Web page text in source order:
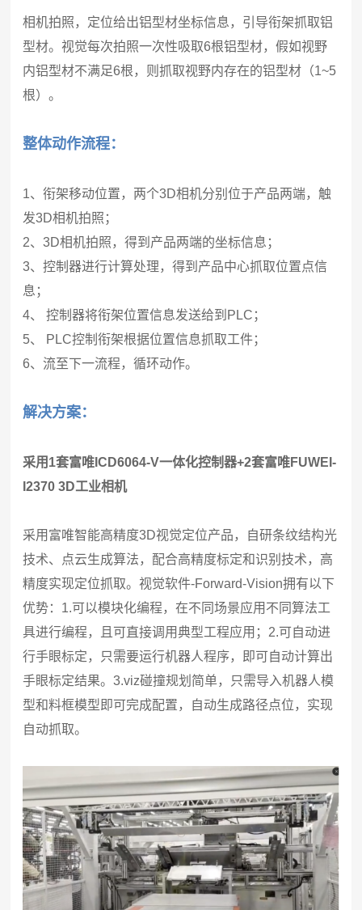
相机拍照，定位给出铝型材坐标信息，引导衔架抓取铝
型材。视觉每次拍照一次性吸取6根铝型材，假如视野
内铝型材不满足6根，则抓取视野内存在的铝型材（1~5
根）。
整体动作流程：
1、衔架移动位置，两个3D相机分别位于产品两端，触
发3D相机拍照；
2、3D相机拍照，得到产品两端的坐标信息；
3、控制器进行计算处理，得到产品中心抓取位置点信
息；
4、 控制器将衔架位置信息发送给到PLC；
5、 PLC控制衔架根据位置信息抓取工件；
6、流至下一流程，循环动作。
解决方案：
采用1套富唯ICD6064-V一体化控制器+2套富唯FUWEI-
I2370 3D工业相机
采用富唯智能高精度3D视觉定位产品，自研条纹结构光
技术、点云生成算法，配合高精度标定和识别技术，高
精度实现定位抓取。视觉软件-Forward-Vision拥有以下
优势：1.可以模块化编程，在不同场景应用不同算法工
具进行编程，且可直接调用典型工程应用；2.可自动进
行手眼标定，只需要运行机器人程序，即可自动计算出
手眼标定结果。3.viz碰撞规划简单，只需导入机器人模
型和料框模型即可完成配置，自动生成路径点位，实现
自动抓取。